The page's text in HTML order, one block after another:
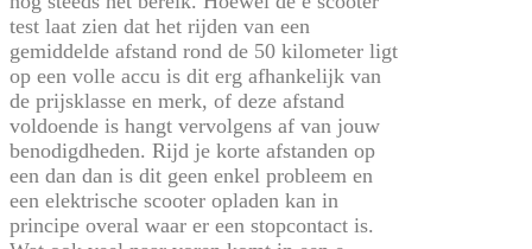
test laat zien dat het rijden van een
gemiddelde afstand rond de 50 kilometer ligt
op een volle accu is dit erg afhankelijk van
de prijsklasse en merk, of deze afstand
voldoende is hangt vervolgens af van jouw
benodigdheden. Rijd je korte afstanden op
een dan dan is dit geen enkel probleem en
een elektrische scooter opladen kan in
principe overal waar er een stopcontact is.